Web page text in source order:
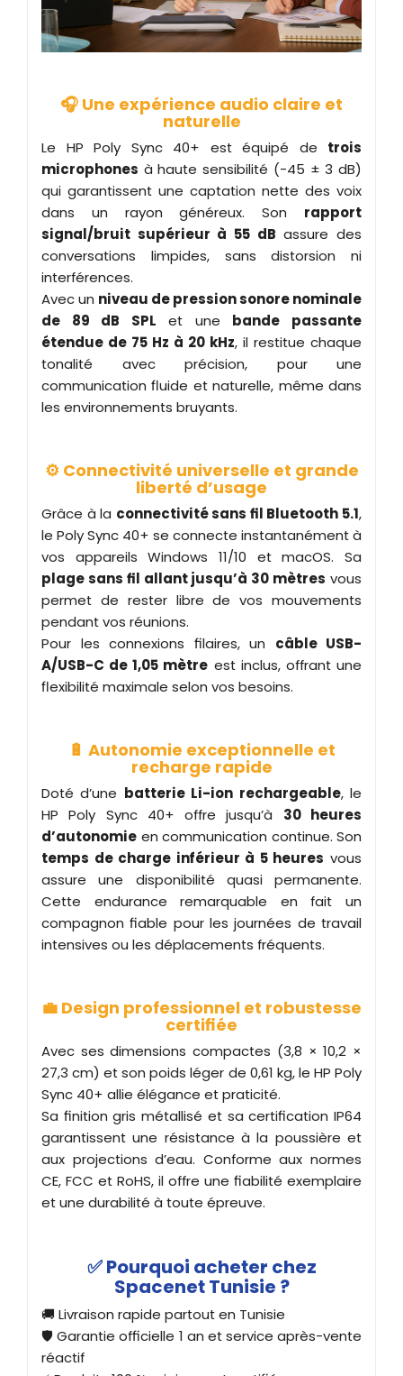
🎧 Une expérience audio claire et
naturelle
Le HP Poly Sync 40+ est équipé de trois
microphones à haute sensibilité (-45 ± 3 dB)
qui garantissent une captation nette des voix
dans un rayon généreux. Son rapport
signal/bruit supérieur à 55 dB assure des
conversations limpides, sans distorsion ni
interférences.
Avec un niveau de pression sonore nominale
de 89 dB SPL et une bande passante
étendue de 75 Hz à 20 kHz, il restitue chaque
tonalité avec précision, pour une
communication fluide et naturelle, même dans
les environnements bruyants.
⚙️ Connectivité universelle et grande
liberté d’usage
Grâce à la connectivité sans fil Bluetooth 5.1,
le Poly Sync 40+ se connecte instantanément à
vos appareils Windows 11/10 et macOS. Sa
plage sans fil allant jusqu’à 30 mètres vous
permet de rester libre de vos mouvements
pendant vos réunions.
Pour les connexions filaires, un câble USB-
A/USB-C de 1,05 mètre est inclus, offrant une
flexibilité maximale selon vos besoins.
🔋 Autonomie exceptionnelle et
recharge rapide
Doté d’une batterie Li-ion rechargeable, le
HP Poly Sync 40+ offre jusqu’à 30 heures
d’autonomie en communication continue. Son
temps de charge inférieur à 5 heures vous
assure une disponibilité quasi permanente.
Cette endurance remarquable en fait un
compagnon fiable pour les journées de travail
intensives ou les déplacements fréquents.
💼 Design professionnel et robustesse
certifiée
Avec ses dimensions compactes (3,8 × 10,2 ×
27,3 cm) et son poids léger de 0,61 kg, le HP Poly
Sync 40+ allie élégance et praticité.
Sa finition gris métallisé et sa certification IP64
garantissent une résistance à la poussière et
aux projections d’eau. Conforme aux normes
CE, FCC et RoHS, il offre une fiabilité exemplaire
et une durabilité à toute épreuve.
✅ Pourquoi acheter chez
Spacenet Tunisie ?
🚚 Livraison rapide partout en Tunisie
🛡️ Garantie officielle 1 an et service après-vente
réactif